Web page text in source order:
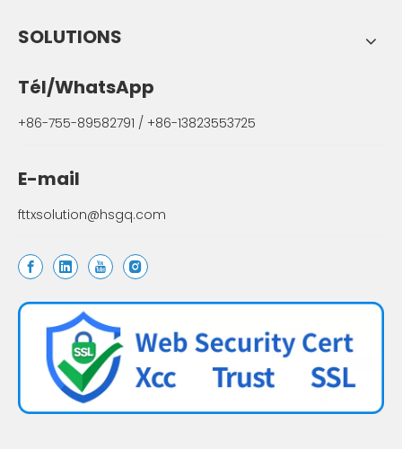
SOLUTIONS
Tél/WhatsApp
+86-755-89582791 / +86-13823553725
E-mail
fttxsolution@hsgq.com